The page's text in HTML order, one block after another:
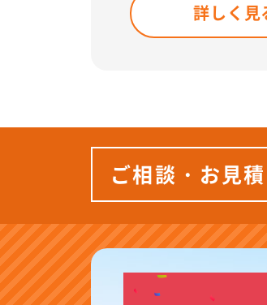
詳しく見
ご相談・お見